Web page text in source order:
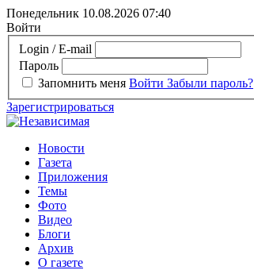
Понедельник 10.08.2026 07:40
Войти
Login / E-mail
Пароль
Запомнить меня Войти Забыли пароль?
Зарегистрироваться
Новости
Газета
Приложения
Темы
Фото
Видео
Блоги
Архив
О газете